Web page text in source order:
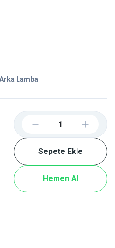
Lamba
Sepete Ekle
Hemen Al